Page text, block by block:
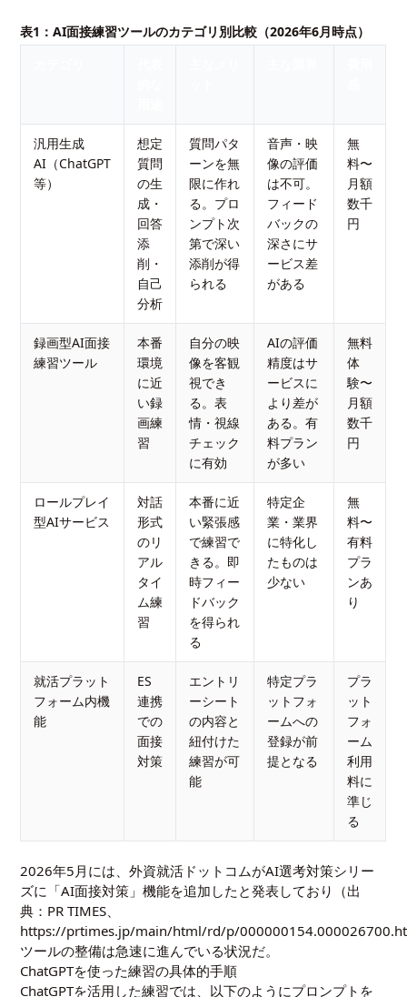
表1：AI面接練習ツールのカテゴリ別比較（2026年6月時点）
汎用生成
AI（ChatGPT
等）
想定
質問
の生
成・
回答
添
削・
自己
分析
質問パタ
ーンを無
限に作れ
る。プロ
ンプト次
第で深い
添削が得
られる
音声・映
像の評価
は不可。
フィード
バックの
深さにサ
ービス差
がある
無
料〜
月額
数千
円
録画型AI面接
練習ツール
本番
環境
に近
い録
画練
習
自分の映
像を客観
視でき
る。表
情・視線
チェック
に有効
AIの評価
精度はサ
ービスに
より差が
ある。有
料プラン
が多い
無料
体
験〜
月額
数千
円
ロールプレイ
型AIサービス
対話
形式
のリ
アル
タイ
ム練
習
本番に近
い緊張感
で練習で
きる。即
時フィー
ドバック
を得られ
る
特定企
業・業界
に特化し
たものは
少ない
無
料〜
有料
プラ
ンあ
り
就活プラット
フォーム内機
能
ES
連携
での
面接
対策
エントリ
ーシート
の内容と
紐付けた
練習が可
能
特定プラ
ットフォ
ームへの
登録が前
提となる
プラ
ット
フォ
ーム
利用
料に
準じ
る
2026年5月には、外資就活ドットコムがAI選考対策シリー
ズに「AI面接対策」機能を追加したと発表しており（出
典：PR TIMES、
https://prtimes.jp/main/html/rd/p/
ツールの整備は急速に進んでいる状況だ。
ChatGPTを使った練習の具体的手順
ChatGPTを活用した練習では、以下のようにプロンプトを